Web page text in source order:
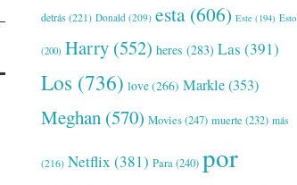
detrás (221) Donald (209) esta (606) Este (194) Esto
(200) Harry (552) heres (283) Las (391)
Los (736) love(266) Markle(353)
Meghan (570) Movies(247) muerte (232) más
(216) Netflix (381) Para(240) por